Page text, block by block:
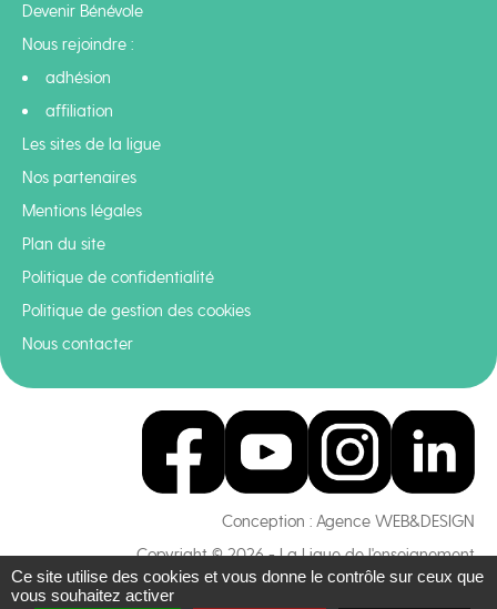
Devenir Bénévole
Nous rejoindre :
adhésion
affiliation
Les sites de la ligue
Nos partenaires
Mentions légales
Plan du site
Politique de confidentialité
Politique de gestion des cookies
Nous contacter
Conception : Agence WEB&DESIGN
Copyright © 2026 - La Ligue de l'enseignement
Ce site utilise des cookies et vous donne le contrôle sur ceux que
vous souhaitez activer